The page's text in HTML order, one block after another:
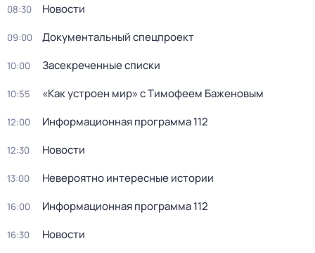
08:30 Новости
09:00 Документальный спецпроект
10:00 Заcекрeченные списки
10:55 «Как устроен мир» с Тимофеем Баженовым
12:00 Информационная программа 112
12:30 Новости
13:00 Невероятно интересные истории
16:00 Информационная программа 112
16:30 Новости